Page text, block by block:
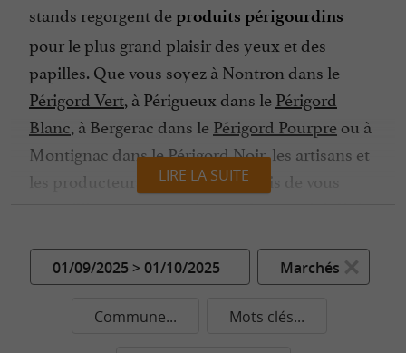
stands regorgent deproduits périgourdins
pour le plus grand plaisir des yeux et des
papilles. Que vous soyez à Nontron dans le
Périgord Vert, à Périgueux dans lePérigord
Blanc, à Bergerac dans le Périgord Pourpre ou à
Montignac dans lePérigord Noir, les artisans et
les producteurs sont toujours ravis de vous
Bien sûr, lecanardreste la star locale, dégusté
en foie gras, en confit, en magret ou en
, ainsi que l’oie avec son foie gras fin et
LIRE LA SUITE
01/09/2025 > 01/10/2025 Marchés
Commune... Mots clés...